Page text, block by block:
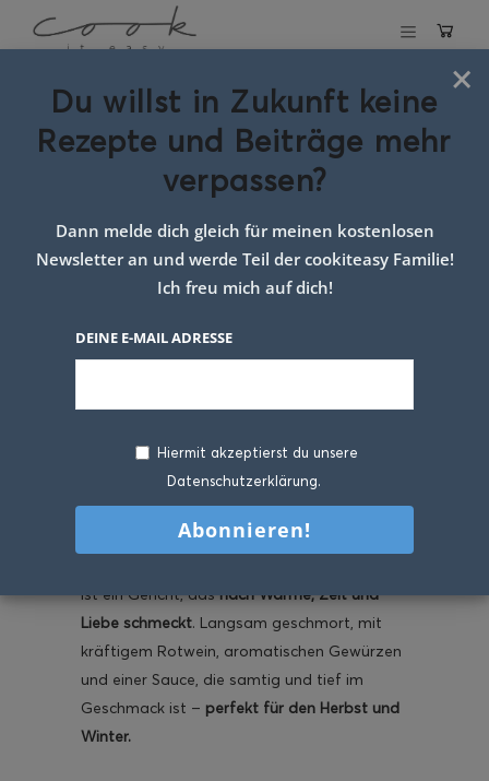
Ofengulasch
6. NOVEMBER 2025
Wenn es draußen schon früh dunkel ist und
der Duft von Zwiebeln, Rotwein und
Gewürzen durchs Haus zieht, weiß man:
ist ein Gericht, dasnach Wärme, Zeit und
Liebe schmeckt. Langsam geschmort, mit
kräftigem Rotwein, aromatischen Gewürzen
und einer Sauce, die samtig und tief im
Geschmack ist – perfekt für den Herbst und
Winter.
×
Du willst in Zukunft keine
Rezepte und Beiträge mehr
verpassen?
Dann melde dich gleich für meinen kostenlosen
Newsletter an und werde Teil der cookiteasy Familie!
Ich freu mich auf dich!
DEINE E-MAIL ADRESSE
Hiermit akzeptierst du unsere
Datenschutzerklärung.